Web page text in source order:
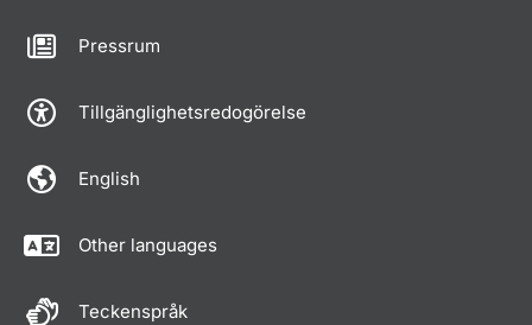
Pressrum
Tillgänglighetsredogörelse
English
Other languages
Teckenspråk